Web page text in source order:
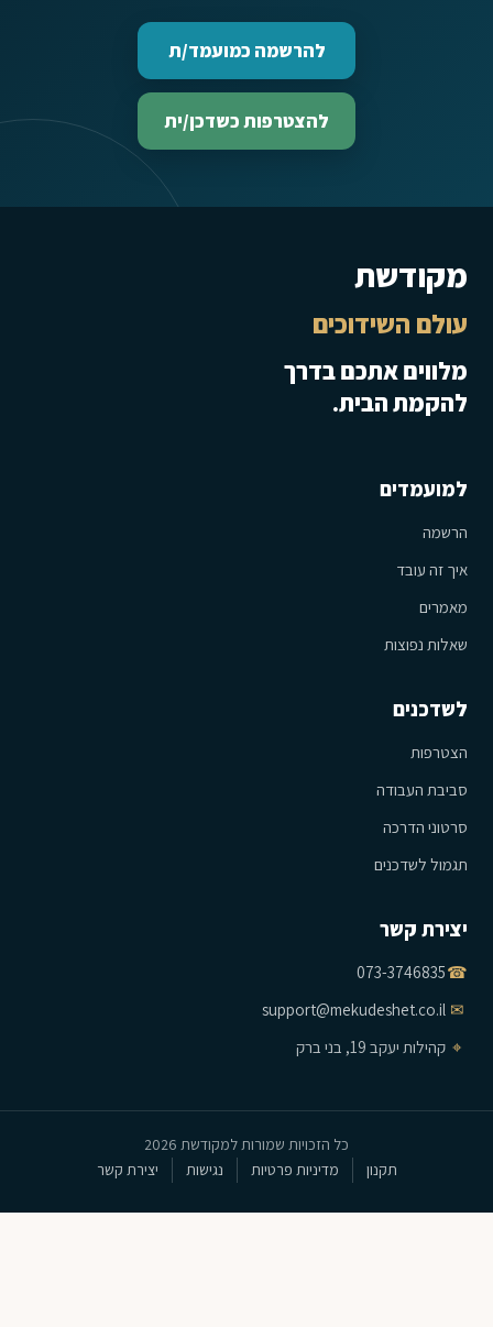
להרשמה כמועמד/ת
להצטרפות כשדכן/ית
מקודשת
עולם השידוכים
מלווים אתכם בדרך
להקמת הבית.
למועמדים
הרשמה
איך זה עובד
מאמרים
שאלות נפוצות
לשדכנים
הצטרפות
סביבת העבודה
סרטוני הדרכה
תגמול לשדכנים
יצירת קשר
☎
073-3746835
✉
support@mekudeshet.co.il
⌖ קהילות יעקב 19, בני ברק
כל הזכויות שמורות למקודשת 2026
תקנון
מדיניות פרטיות נגישות יצירת קשר